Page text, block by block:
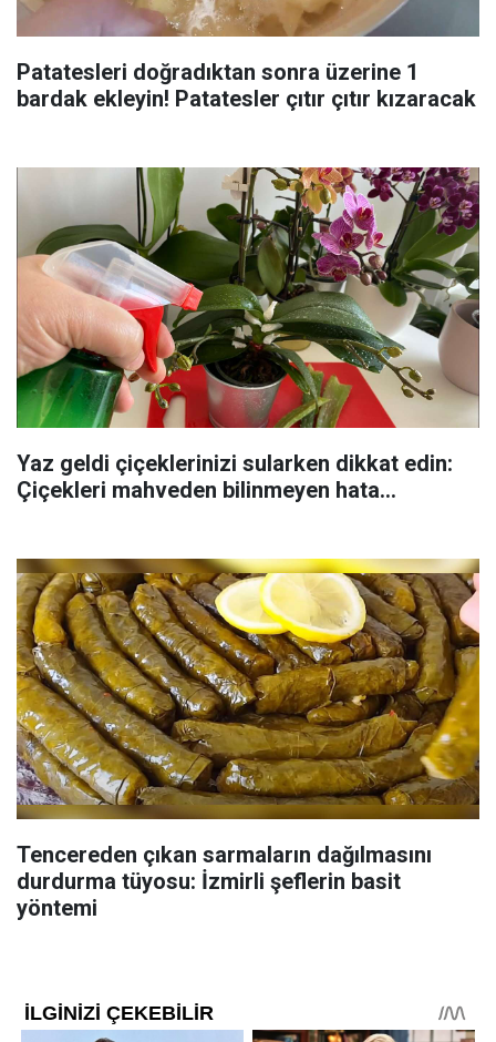
Patatesleri doğradıktan sonra üzerine 1
bardak ekleyin! Patatesler çıtır çıtır kızaracak
Yaz geldi çiçeklerinizi sularken dikkat edin:
Çiçekleri mahveden bilinmeyen hata...
Tencereden çıkan sarmaların dağılmasını
durdurma tüyosu: İzmirli şeflerin basit
yöntemi